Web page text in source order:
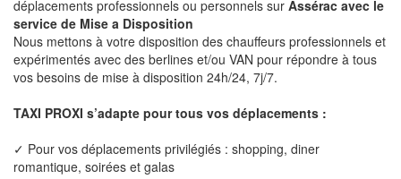
déplacements professionnels ou personnels sur Assérac avec le
service de Mise a Disposition
Nous mettons à votre disposition des chauffeurs professionnels et
expérimentés avec des berlines et/ou VAN pour répondre à tous
vos besoins de mise à disposition 24h/24, 7j/7.
TAXI PROXI s’adapte pour tous vos déplacements :
✓ Pour vos déplacements privilégiés : shopping, diner
romantique, soirées et galas